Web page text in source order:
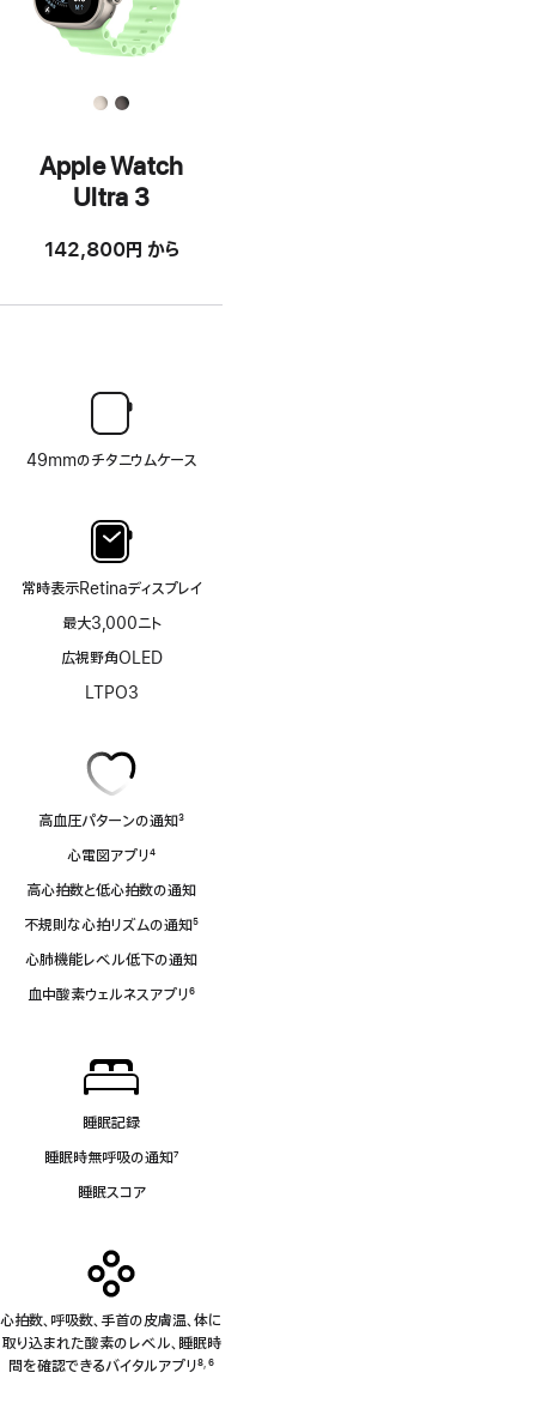
Apple Watch
Ultra 3
142,800円 から
49mmのチタニウムケース
常時表示Retinaディスプレイ
最大3,000ニト
広視野角OLED
LTPO3
高血圧パターンの通知3
心電図アプリ
脚
注
4
高心拍数と低心拍数の通知
不規則な心拍リズムの通知
脚
注
5
心肺機能レベル低下の通知
血中酸素ウェルネスアプリ6
睡眠記録
睡眠時無呼吸の通知7
睡眠スコア
心拍数、呼吸数、手首の皮膚温、体に
取り込まれた酸素のレベル、睡眠時
間を確認できるバイタルアプリ8, 6